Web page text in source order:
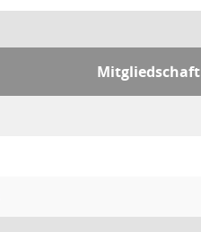
Mitgliedschaft